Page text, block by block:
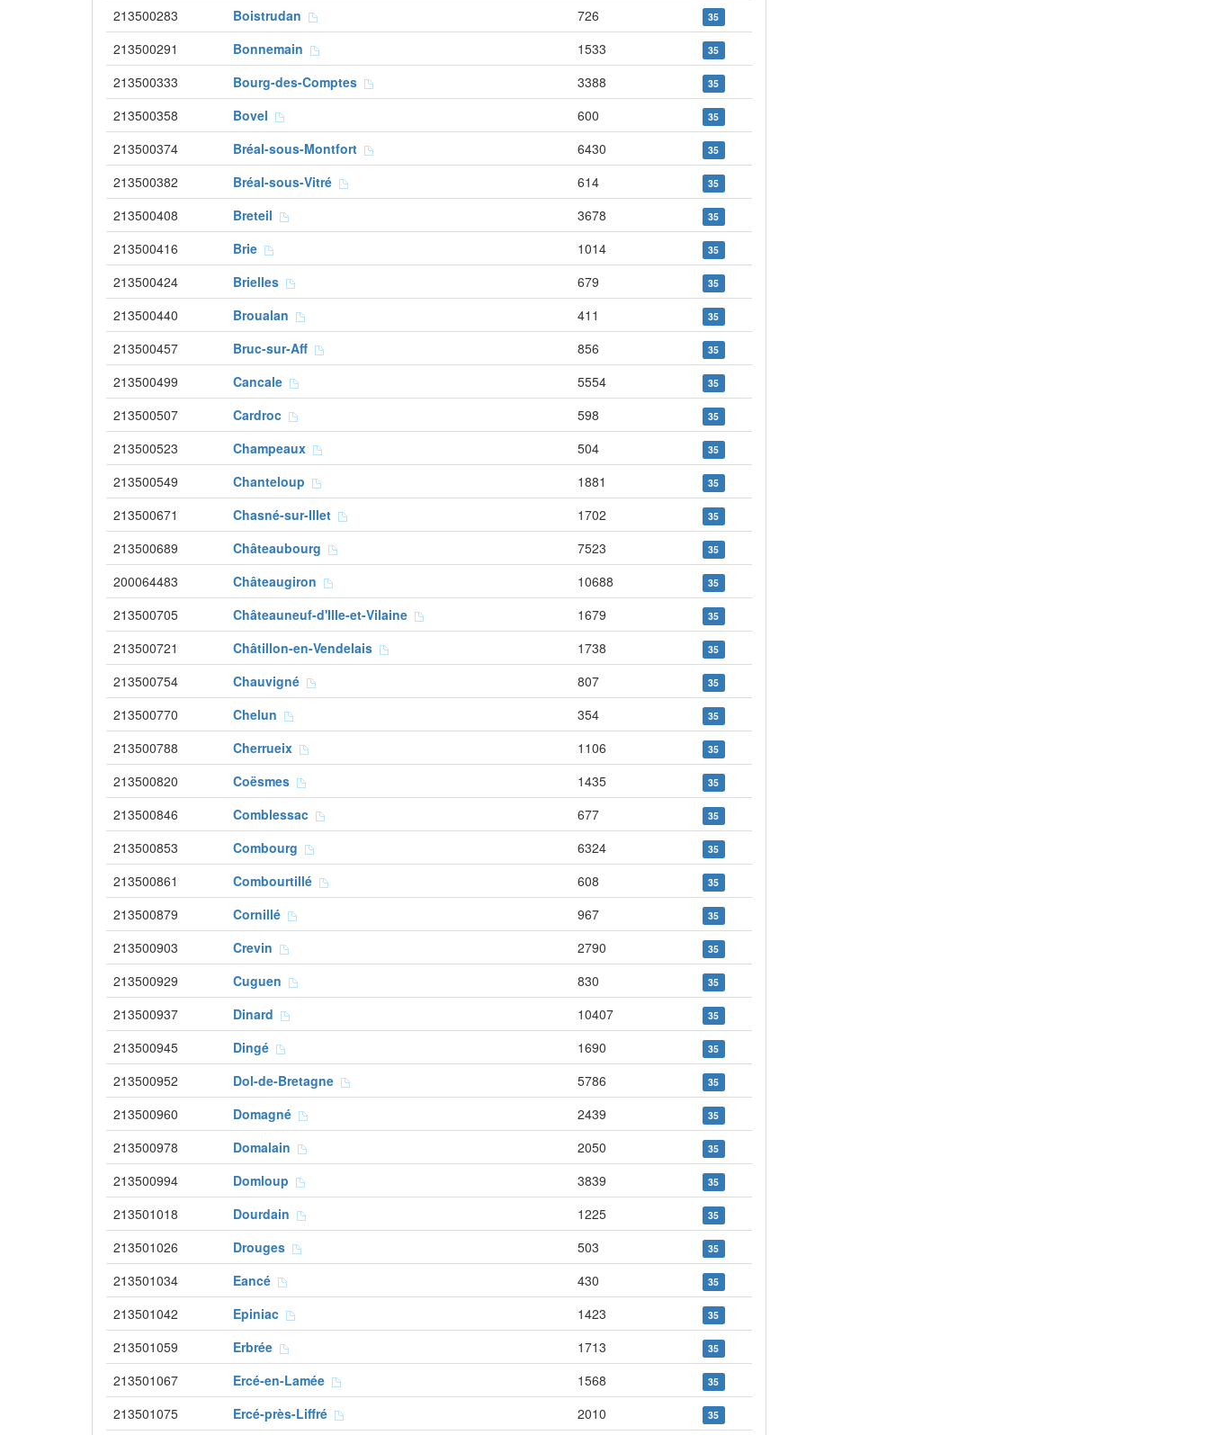
213500283 Boistrudan 726 35
213500291 Bonnemain 1533 35
213500333 Bourg-des-Comptes 3388 35
213500358 Bovel 600 35
213500374 Bréal-sous-Montfort 6430 35
213500382 Bréal-sous-Vitré 614 35
213500408 Breteil 3678 35
213500416 Brie 1014 35
213500424 Brielles 679 35
213500440 Broualan 411 35
213500457 Bruc-sur-Aff 856 35
213500499 Cancale 5554 35
213500507 Cardroc 598 35
213500523 Champeaux 504 35
213500549 Chanteloup 1881 35
213500671 Chasné-sur-Illet 1702 35
213500689 Châteaubourg 7523 35
200064483 Châteaugiron 10688 35
213500705 Châteauneuf-d'Ille-et-Vilaine 1679 35
213500721 Châtillon-en-Vendelais 1738 35
213500754 Chauvigné 807 35
213500770 Chelun 354 35
213500788 Cherrueix 1106 35
213500820 Coësmes 1435 35
213500846 Comblessac 677 35
213500853 Combourg 6324 35
213500861 Combourtillé 608 35
213500879 Cornillé 967 35
213500903 Crevin 2790 35
213500929 Cuguen 830 35
213500937 Dinard 10407 35
213500945 Dingé 1690 35
213500952 Dol-de-Bretagne 5786 35
213500960 Domagné 2439 35
213500978 Domalain 2050 35
213500994 Domloup 3839 35
213501018 Dourdain 1225 35
213501026 Drouges 503 35
213501034 Eancé 430 35
213501042 Epiniac 1423 35
213501059 Erbrée 1713 35
213501067 Ercé-en-Lamée 1568 35
213501075 Ercé-près-Liffré 2010 35